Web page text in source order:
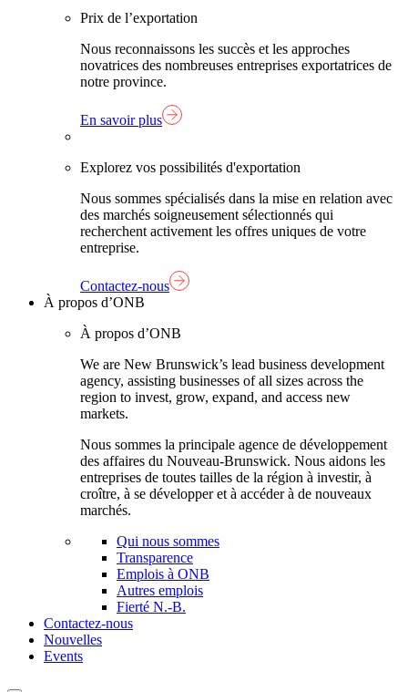
Prix de l’exportation
Nous reconnaissons les succès et les approches
novatrices des nombreuses entreprises exportatrices de
notre province.
En savoir plus
Explorez vos possibilités d'exportation
Nous sommes spécialisés dans la mise en relation avec
des marchés soigneusement sélectionnés qui
recherchent activement les offres uniques de votre
entreprise.
Contactez-nous
À propos d’ONB
À propos d’ONB
We are New Brunswick’s lead business development
agency, assisting businesses of all sizes across the
region to invest, grow, expand, and access new
markets.
Nous sommes la principale agence de développement
des affaires du Nouveau-Brunswick. Nous aidons les
entreprises de toutes tailles de la région à investir, à
croître, à se développer et à accéder à de nouveaux
marchés.
Qui nous sommes
Transparence
Emplois à ONB
Autres emplois
Fierté N.-B.
Contactez-nous
Nouvelles
Events